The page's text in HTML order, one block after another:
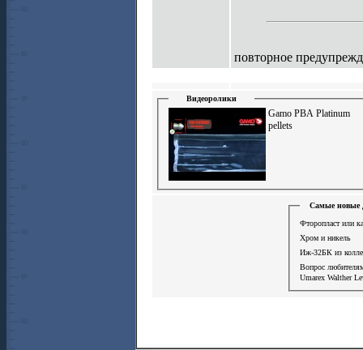
повторное
Видеоролики
Gamo PBA Platinum
pellets
Самые новые
Фторопласт или
Хром и никель
Иж-32БК из
Вопрос
Umarex Walther